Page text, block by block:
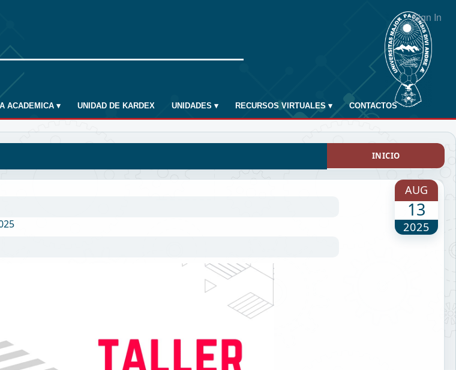
Sign In
ACADEMICA ▾ UNIDAD DE KARDEX UNIDADES ▾ RECURSOS VIRTUALES ▾ CONTACTOS
INICIO
AUG
13
2025